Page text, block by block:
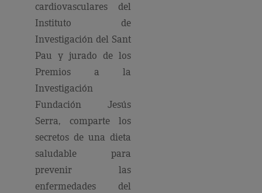
cardiovasculares del
Instituto de
Investigación del Sant
Pau y jurado de los
Premios a la
Investigación
Fundación Jesús
Serra, comparte los
secretos de una dieta
saludable para
prevenir las
enfermedades del